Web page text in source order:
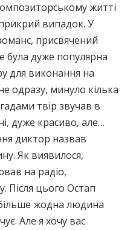
житті
випадок. У
присвячений
була дуже популярна
для виконання на
одразу, минуло кілька
твір звучав в
дуже красиво, але…
диктор назвав
Як виявилося,
на радіо,
Після цього Остап
жодна людина
Але я хочу вас